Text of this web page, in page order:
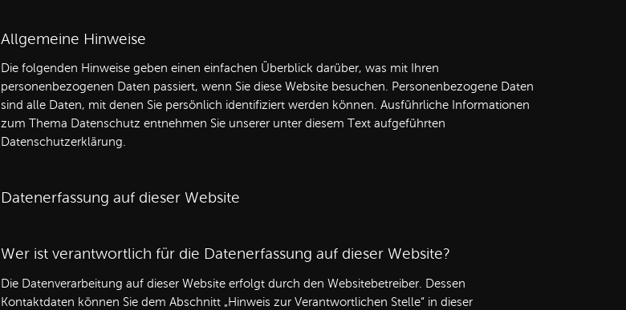
Allgemeine Hinweise
Die folgenden Hinweise geben einen einfachen Überblick darüber, was mit Ihren
personenbezogenen Daten passiert, wenn Sie diese Website besuchen. Personenbezogene Daten
sind alle Daten, mit denen Sie persönlich identifiziert werden können. Ausführliche Informationen
zum Thema Datenschutz entnehmen Sie unserer unter diesem Text aufgeführten
Datenschutzerklärung.
Datenerfassung auf dieser Website
Wer ist verantwortlich für die Datenerfassung auf dieser Website?
Die Datenverarbeitung auf dieser Website erfolgt durch den Websitebetreiber. Dessen
Kontaktdaten können Sie dem Abschnitt „Hinweis zur Verantwortlichen Stelle“ in dieser